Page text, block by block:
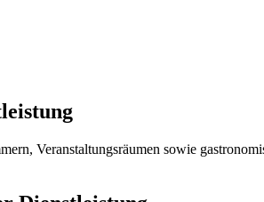
Veranstaltungsräumen sowie